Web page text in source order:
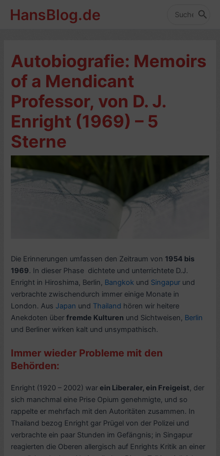
InhaltHansBlog.de
Search
Autobiografie: Memoirs
of a Mendicant
Professor, von D. J.
Enright (1969) – 5
Sterne
Die Erinnerungen umfassen den Zeitraum von 1954 bis
1969. In dieser Phase dichtete und unterrichtete D.J.
Enright in Hiroshima, Berlin, Bangkok und Singapur und
verbrachte zwischendurch immer einige Monate in
London. Aus Japan und Thailand hören wir heitere
Anekdoten überfremde Kulturen und Sichtweisen, Berlin
und Berliner wirken kalt und unsympathisch.
Immer wieder Probleme mit den
Behörden:
Enright (1920 – 2002) warein Liberaler, ein Freigeist, der
sich manchmal eine Prise Opium genehmigte, und so
rappelte er mehrfach mit den Autoritäten zusammen. In
Thailand bezog Enright gar Prügel von der Polizei und
verbrachte ein paar Stunden im Gefängnis; in Singapur
reagierten die Oberen allergisch auf Enrights Kritik an einer